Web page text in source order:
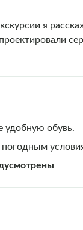
я
удобную обувь.